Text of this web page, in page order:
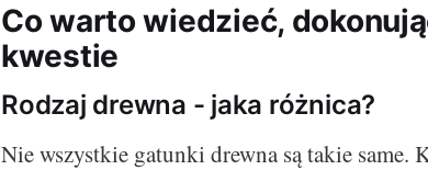
Co warto wiedzieć,
kwestie
Rodzaj drewna - jaka różnica?
Nie wszystkie gatunki drewna są takie same.